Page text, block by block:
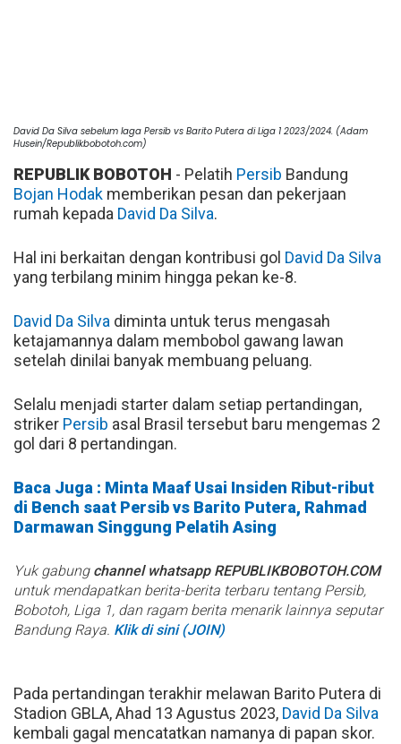
David Da Silva sebelum laga Persib vs Barito Putera di Liga 1 2023/2024. (Adam
Husein/Republikbobotoh.com)
REPUBLIK BOBOTOH - Pelatih Persib Bandung
Bojan Hodak memberikan pesan dan pekerjaan
rumah kepada David Da Silva.
Hal ini berkaitan dengan kontribusi gol David Da Silva
yang terbilang minim hingga pekan ke-8.
David Da Silva diminta untuk terus mengasah
ketajamannya dalam membobol gawang lawan
setelah dinilai banyak membuang peluang.
Selalu menjadi starter dalam setiap pertandingan,
striker Persib asal Brasil tersebut baru mengemas 2
gol dari 8 pertandingan.
Baca Juga : Minta Maaf Usai Insiden Ribut-ribut
di Bench saat Persib vs Barito Putera, Rahmad
Darmawan Singgung Pelatih Asing
Yuk gabung channel whatsapp REPUBLIKBOBOTOH.COM
untuk mendapatkan berita-berita terbaru tentang Persib,
Bobotoh, Liga 1, dan ragam berita menarik lainnya seputar
Bandung Raya. Klik di sini (JOIN)
Pada pertandingan terakhir melawan Barito Putera di
Stadion GBLA, Ahad 13 Agustus 2023, David Da Silva
kembali gagal mencatatkan namanya di papan skor.